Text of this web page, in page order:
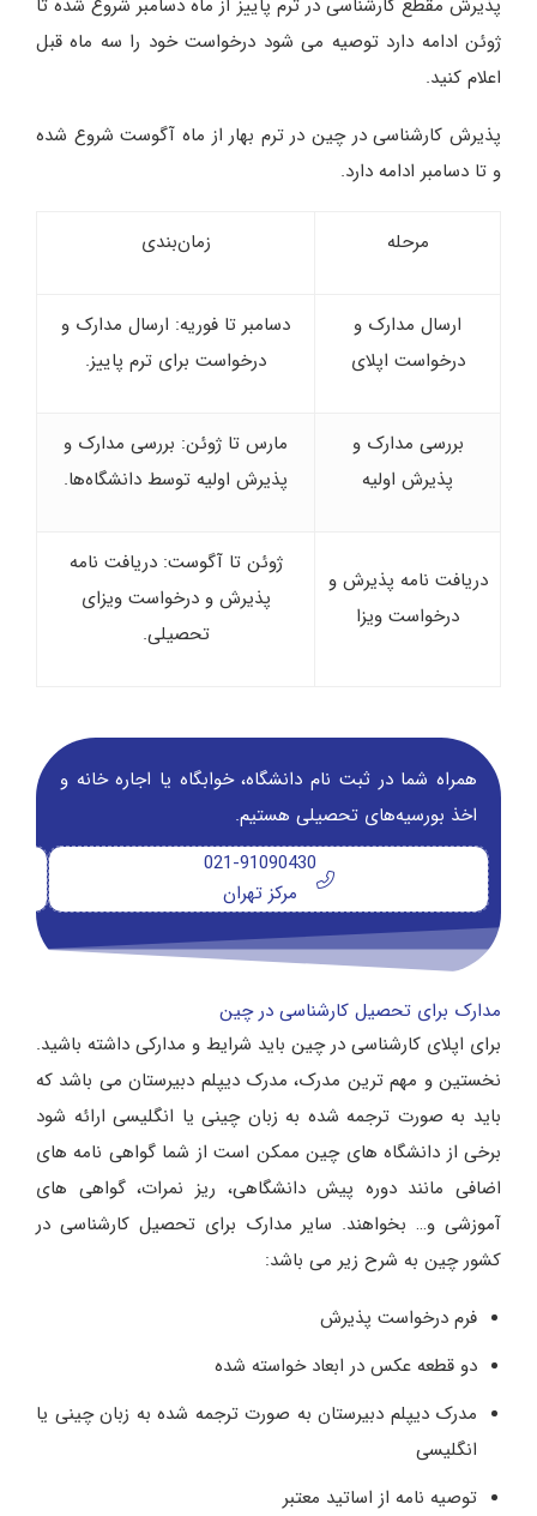
ژوئن ادامه دارد توصیه می شود درخواست خود را سه ماه قبل
اعلام کنید.
پذیرش کارشناسی در چین در ترم بهار از ماه آگوست شروع شده
و تا دسامبر ادامه دارد.
مرحله زمان‌بندی
ارسال مدارک و
درخواست اپلای
دسامبر تا فوریه: ارسال مدارک و
درخواست برای ترم پاییز.
بررسی مدارک و
پذیرش اولیه
مارس تا ژوئن: بررسی مدارک و
پذیرش اولیه توسط دانشگاه‌ها.
دریافت نامه پذیرش و
درخواست ویزا
ژوئن تا آگوست: دریافت نامه
پذیرش و درخواست ویزای
تحصیلی.
همراه شما در ثبت نام دانشگاه‌، خوابگاه یا اجاره خانه و
اخذ بورسیه‌های تحصیلی هستیم.
021-91090430
مرکز تهران
مدارک برای تحصیل کارشناسی در چین
برای اپلای کارشناسی در چین باید شرایط و مدارکی داشته باشید.
نخستین و مهم ترین مدرک، مدرک دیپلم دبیرستان می باشد که
باید به صورت ترجمه شده به زبان چینی یا انگلیسی ارائه شود
برخی از دانشگاه های چین ممکن است از شما گواهی نامه های
اضافی مانند دوره پیش دانشگاهی، ریز نمرات، گواهی های
آموزشی و… بخواهند. سایر مدارک برای تحصیل کارشناسی در
کشور چین به شرح زیر می باشد:
فرم درخواست پذیرش
دو قطعه عکس در ابعاد خواسته شده
مدرک دیپلم دبیرستان به صورت ترجمه شده به زبان چینی یا
انگلیسی
توصیه نامه از اساتید معتبر